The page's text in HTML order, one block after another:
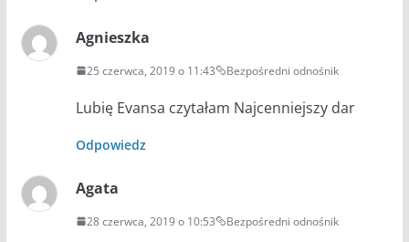
Agnieszka
25 czerwca, 2019 o 11:43 Bezpośredni odnośnik
Lubię Evansa czytałam Najcenniejszy dar
Odpowiedz
Agata
28 czerwca, 2019 o 10:53 Bezpośredni odnośnik